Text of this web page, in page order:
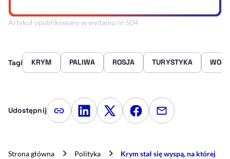
Artykuł opublikowany w wydaniu nr 504
Tagi KRYM PALIWA ROSJA TURYSTYKA
Udostępnij Kopiuj link artykułu
Udostępnij na LinkedIn
Udostępnij na Twitterze
Udostępnij na
Udostępnij
Strona główna Polityka
Krym stał się wyspą, na której